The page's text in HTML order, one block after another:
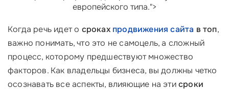
европейского типа.">
Когда речь идет о сроках продвижения сайта в топ,
важно понимать, что это не самоцель, а сложный
процесс, которому предшествуют множество
факторов. Как владельцы бизнеса, вы должны четко
осознавать все аспекты, влияющие на этисроки